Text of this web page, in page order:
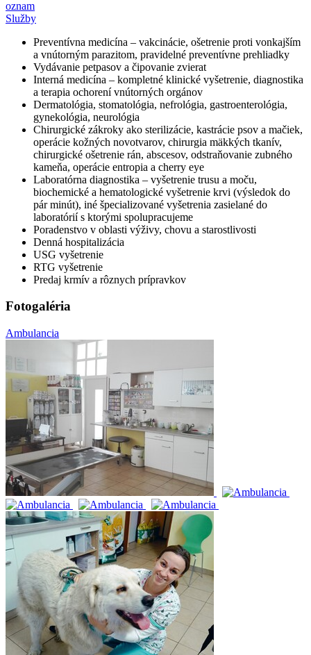
oznam
Služby
Preventívna medicína – vakcinácie, ošetrenie proti vonkajším
a vnútorným parazitom, pravidelné preventívne prehliadky
Vydávanie petpasov a čipovanie zvierat
Interná medicína – kompletné klinické vyšetrenie, diagnostika
a terapia ochorení vnútorných orgánov
Dermatológia, stomatológia, nefrológia, gastroenterológia,
gynekológia, neurológia
Chirurgické zákroky ako sterilizácie, kastrácie psov a mačiek,
operácie kožných novotvarov, chirurgia mäkkých tkanív,
chirurgické ošetrenie rán, abscesov, odstraňovanie zubného
kameňa, operácie entropia a cherry eye
Laboratórna diagnostika – vyšetrenie trusu a moču,
biochemické a hematologické vyšetrenie krvi (výsledok do
pár minút), iné špecializované vyšetrenia zasielané do
laboratórií s ktorými spolupracujeme
Poradenstvo v oblasti výživy, chovu a starostlivosti
Denná hospitalizácia
USG vyšetrenie
RTG vyšetrenie
Predaj krmív a rôznych prípravkov
Fotogaléria
Ambulancia